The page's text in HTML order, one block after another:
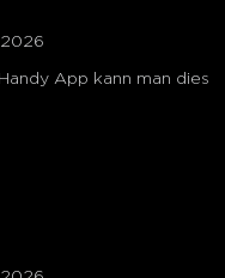
App kann man dies